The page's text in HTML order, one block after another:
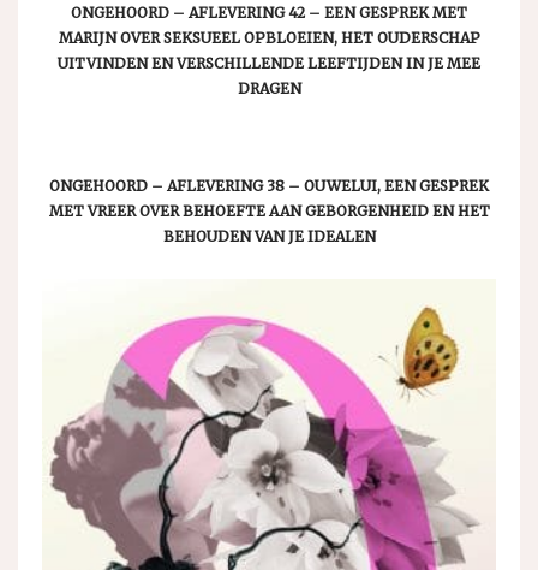
ONGEHOORD – AFLEVERING 42 – EEN GESPREK MET
MARIJN OVER SEKSUEEL OPBLOEIEN, HET OUDERSCHAP
UITVINDEN EN VERSCHILLENDE LEEFTIJDEN IN JE MEE
DRAGEN
ONGEHOORD – AFLEVERING 38 – OUWELUI, EEN GESPREK
MET VREER OVER BEHOEFTE AAN GEBORGENHEID EN HET
BEHOUDEN VAN JE IDEALEN